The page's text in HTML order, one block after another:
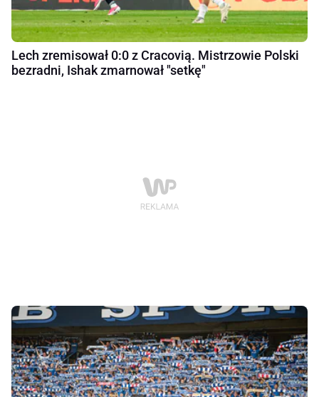
Lech zremisował 0:0 z Cracovią. Mistrzowie Polski
bezradni, Ishak zmarnował "setkę"